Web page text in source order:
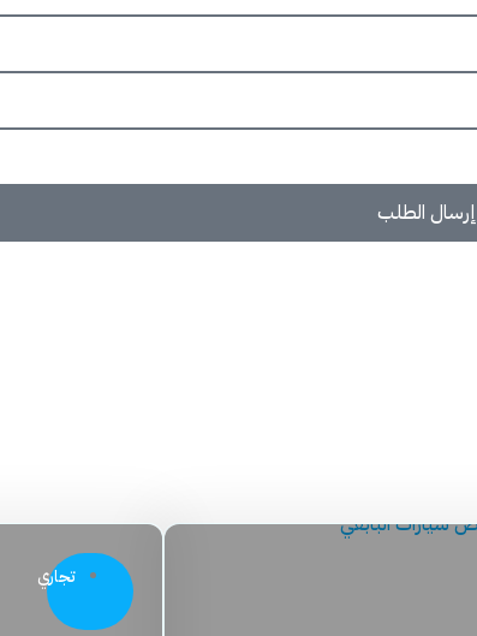
إرسال الطلب
تجاري